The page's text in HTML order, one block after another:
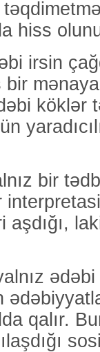
hiss
irsin
bir
köklər
bir
qalır.